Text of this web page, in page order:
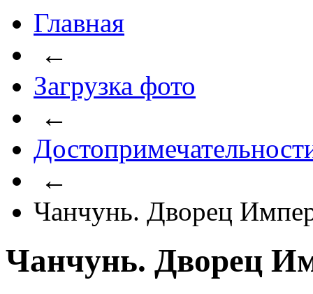
Главная
←
Загрузка фото
←
←
Чанчунь. Дворец
Чанчунь. Дворец